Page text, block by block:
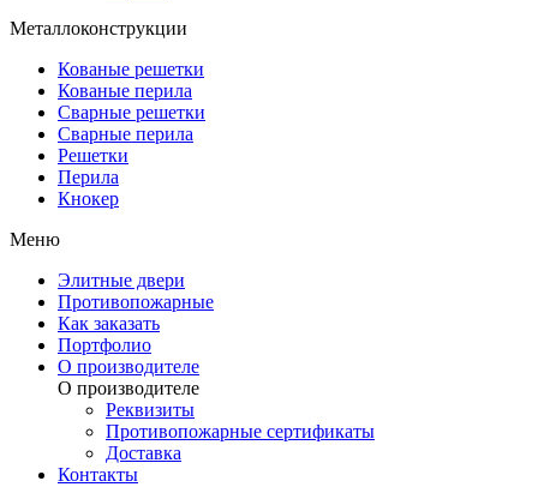
Металлоконструкции
Кованые решетки
Кованые перила
Сварные решетки
Сварные перила
Решетки
Перила
Кнокер
Меню
Элитные двери
Противопожарные
Как заказать
Портфолио
О производителе
О производителе
Реквизиты
Противопожарные сертификаты
Доставка
Контакты